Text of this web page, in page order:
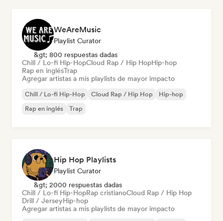
WeAreMusic
Playlist Curator
&gt; 800 respuestas dadas
Chill / Lo-fi Hip-HopCloud Rap / Hip HopHip-hop
Rap en inglésTrap
Agregar artistas a mis playlists de mayor impacto
Chill / Lo-fi Hip-Hop Cloud Rap / Hip Hop
Hip-hop
Rap en inglés
Trap
Hip Hop Playlists
Playlist Curator
&gt; 2000 respuestas dadas
Chill / Lo-fi Hip-HopRap cristianoCloud Rap / Hip Hop
Drill / JerseyHip-hop
Agregar artistas a mis playlists de mayor impacto